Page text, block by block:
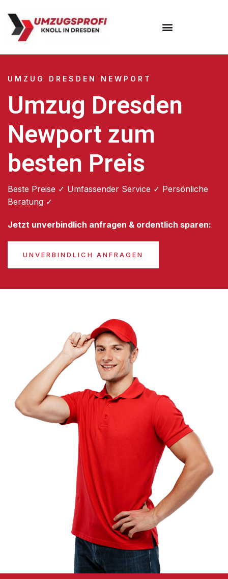
UMZUG DRESDEN NEWPORT
Umzug Dresden
Newport zum
besten Preis
Beste Preise ✓ Umfassender Service ✓ Persönliche
Beratung ✓
Jetzt unverbindlich anfragen & ordentlich sparen:
UNVERBINDLICH ANFRAGEN